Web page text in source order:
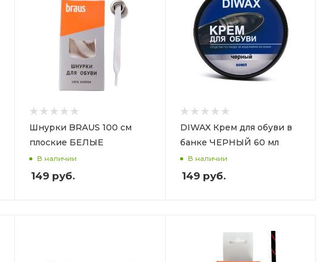
Шнурки BRAUS 100 см
плоские БЕЛЫЕ
В наличии
149 руб.
DIWAX Крем для обуви в
банке ЧЕРНЫЙ 60 мл
В наличии
149руб.